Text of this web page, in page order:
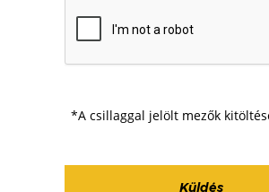
*A csillaggal jelölt mezők